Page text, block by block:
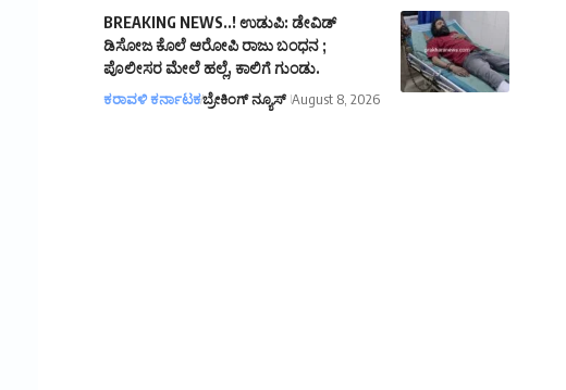
BREAKING NEWS..! ಉಡುಪಿ: ಡೇವಿಡ್
ಡಿಸೋಜ ಕೊಲೆ ಆರೋಪಿ ರಾಜು ಬಂಧನ ;
ಪೊಲೀಸರ ಮೇಲೆ ಹಲ್ಲೆ, ಕಾಲಿಗೆ ಗುಂಡು.
ಕರಾವಳಿ ಕರ್ನಾಟಕಬ್ರೇಕಿಂಗ್ ನ್ಯೂಸ್ August 8, 2026